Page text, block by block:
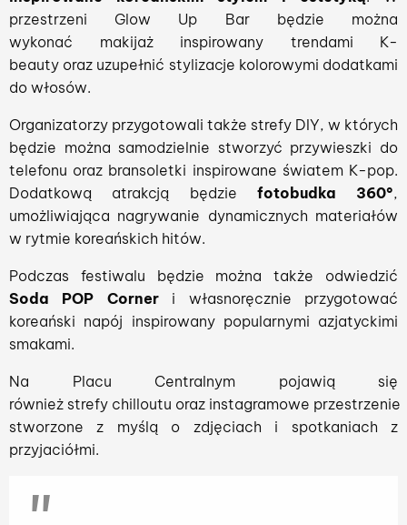
przestrzeni Glow Up Bar będzie można
wykonać makijaż inspirowany trendami K-
beauty oraz uzupełnić stylizacje kolorowymi dodatkami
do włosów.
Organizatorzy przygotowali także strefy DIY, w których
będzie można samodzielnie stworzyć przywieszki do
telefonu oraz bransoletki inspirowane światem K-pop.
Dodatkową atrakcją będzie fotobudka 360°,
umożliwiająca nagrywanie dynamicznych materiałów
w rytmie koreańskich hitów.
Podczas festiwalu będzie można także odwiedzić
Soda POP Corneri własnoręcznie przygotować
koreański napój inspirowany popularnymi azjatyckimi
smakami.
Na Placu Centralnym pojawią się
również strefy chilloutu oraz instagramowe przestrzenie
stworzone z myślą o zdjęciach i spotkaniach z
przyjaciółmi.